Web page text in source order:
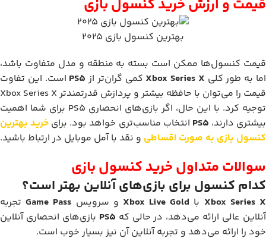
قیمت و ارزش خرید کنسول بازی
بهترین کنسول بازی 2025
قیمت کنسول‌ها ممکن است بسته به منطقه و مدل متفاوت باشد،
اما به طور کلی Xbox Series X کمی گران‌تر از PS5 است. این تفاوت
قیمت را می‌توان با حافظه بیشتر و پردازش قدرتمندتر Xbox Series X
توجیه کرد. با این حال، اگر بازی‌های انحصاری PS5 برای شما اهمیت
بیشتری دارند، PS5 انتخاب مناسب‌تری خواهد بود. برای خرید بهترین
کنسول بازی به صورت اقساطی و نقد با آمل موبایل در ارتباط باشید.
سوالات متداول خرید کنسول بازی
کدام کنسول برای بازی‌های آنلاین بهتر است؟
Xbox Series X با Xbox Live Gold و سرویس Game Passتجربه
آنلاین عالی ارائه می‌دهد، در حالی که PS5 بازی‌های انحصاری آنلاین
خود را ارائه می‌دهد و تجربه آنلاین آن نیز بسیار خوب است.